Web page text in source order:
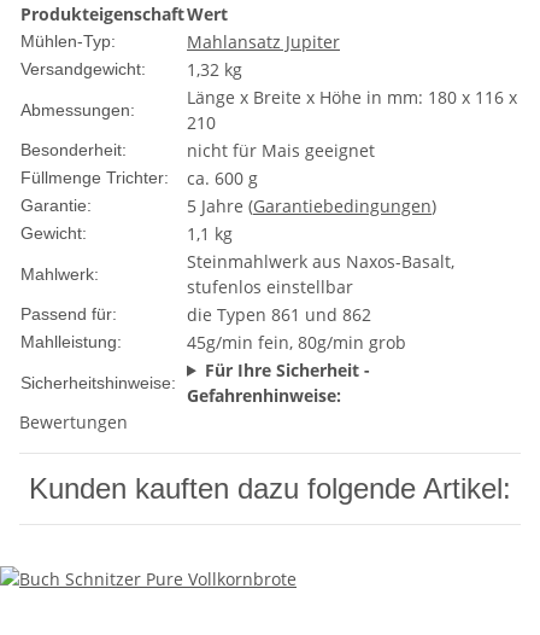
ProdukteigenschaftWert
Mühlen-Typ: Mahlansatz Jupiter
Versandgewicht: 1,32 kg
Abmessungen:
Länge x Breite x Höhe in mm: 180 x 116 x
210
Besonderheit: nicht für Mais geeignet
Füllmenge Trichter: ca. 600 g
Garantie: 5 Jahre (Garantiebedingungen)
Gewicht: 1,1 kg
Mahlwerk:
Steinmahlwerk aus Naxos-Basalt,
stufenlos einstellbar
Passend für: die Typen 861 und 862
Mahlleistung: 45g/min fein, 80g/min grob
Sicherheitshinweise:
Für Ihre Sicherheit -
Gefahrenhinweise:
Bewertungen
Kunden kauften dazu folgende Artikel: